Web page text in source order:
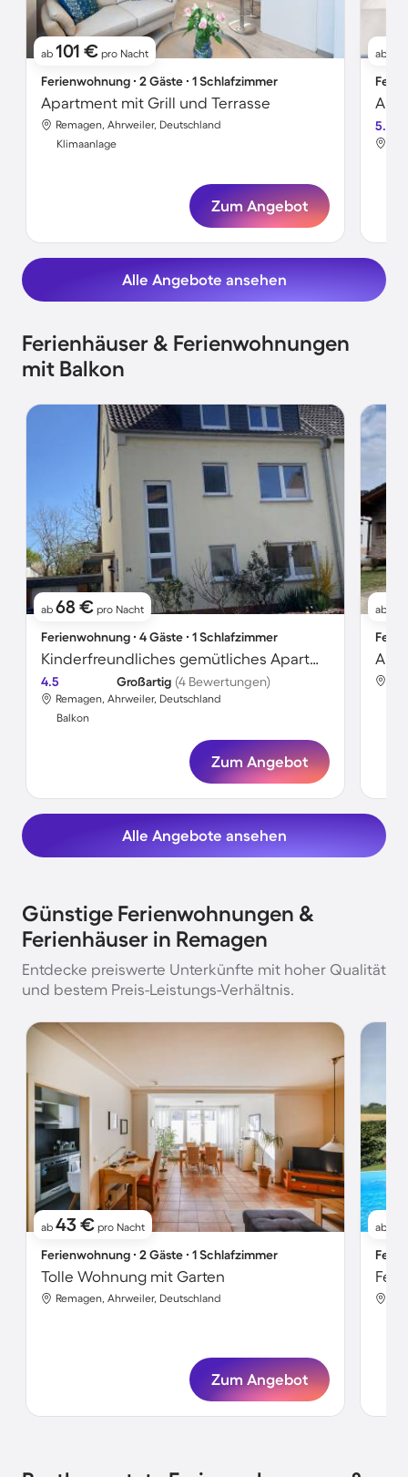
ab 101 € pro Nacht
Ferienwohnung ∙ 2 Gäste ∙ 1 Schlafzimmer
Apartment mit Grill und Terrasse
Remagen, Ahrweiler, Deutschland
Klimaanlage
Zum Angebot
ab
5.0
Alle Angebote ansehen
Ferienhäuser & Ferienwohnungen
mit Balkon
ab 68 € pro Nacht
Ferienwohnung ∙ 4 Gäste ∙ 1 Schlafzimmer
Kinderfreundliches gemütliches Apartment mit Terrasse | Gartenblick
4.5 Großartig (4 Bewertungen)
Remagen, Ahrweiler, Deutschland
Balkon
Zum Angebot
ab
Alle Angebote ansehen
Günstige Ferienwohnungen &
Ferienhäuser in Remagen
Entdecke preiswerte Unterkünfte mit hoher Qualität
und bestem Preis-Leistungs-Verhältnis.
ab 43 € pro Nacht
Ferienwohnung ∙ 2 Gäste ∙ 1 Schlafzimmer
Tolle Wohnung mit Garten
Remagen, Ahrweiler, Deutschland
Zum Angebot
ab